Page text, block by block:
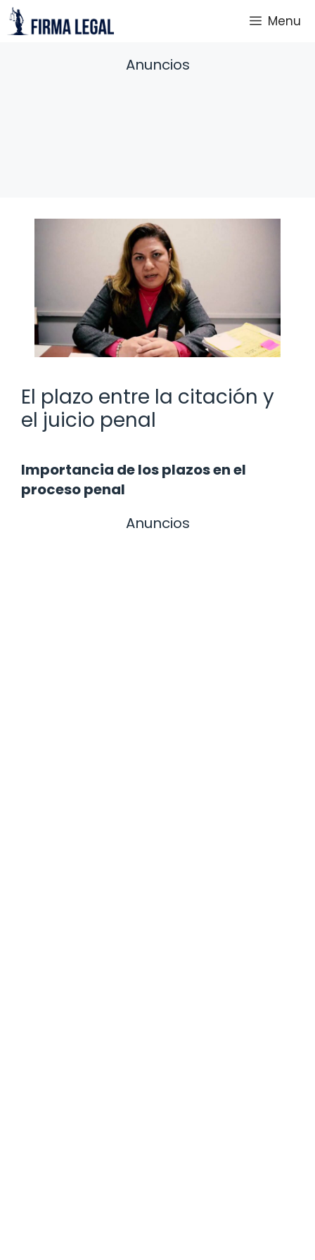
Saltar
al
Menu
Anuncios
El plazo entre la citación y
el juicio penal
Importancia de los plazos en el
proceso penal
Anuncios